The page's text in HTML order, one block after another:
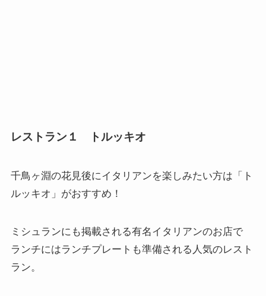
レストラン１ トルッキオ
千鳥ヶ淵の花見後にイタリアンを楽しみたい方は「
ト
ルッキオ 」がおすすめ！
ミシュランにも掲載される有名イタリアンのお店で
ランチにはランチプレートも準備される人気のレスト
ラン。